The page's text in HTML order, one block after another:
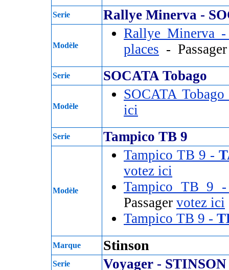
Serie Rallye Minerva -
Modèle
Rallye Minerva
places -
Serie SOCATA Tobago
Modèle
SOCATA
ici
Serie Tampico TB 9
Modèle
Tampico TB 9 -
votez ici
Tampico TB 9
Passager votez ici
Tampico TB 9 -
Marque Stinson
Serie Voyager - STINSON